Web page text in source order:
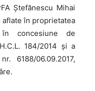
Ștefănescu Mihai
în proprietatea
concesiune de
184/2014 și a
6188/06.09.2017,